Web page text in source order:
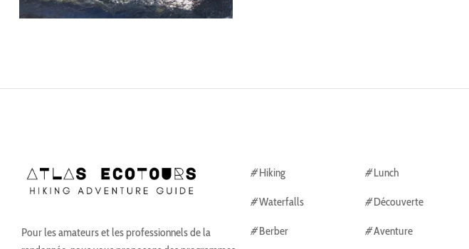
Pour les amateurs et les professionnels de la
#Hiking
#Waterfalls
#Berber
#Lunch
#Découverte
#Aventure